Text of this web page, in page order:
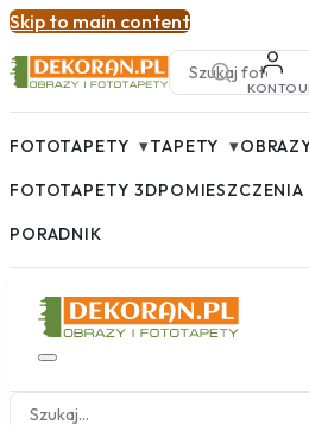
Skip to main content
KONTO
FOTOTAPETY ▾TAPETY ▾
FOTOTAPETY 3DPOMIESZCZENIA
PORADNIK